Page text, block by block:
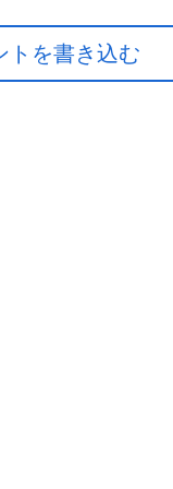
トを書き込む